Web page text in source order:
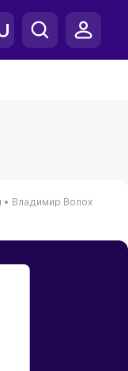
• Владимир Волох